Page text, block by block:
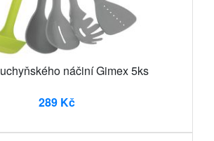
náčiní Gimex 5ks
289 Kč